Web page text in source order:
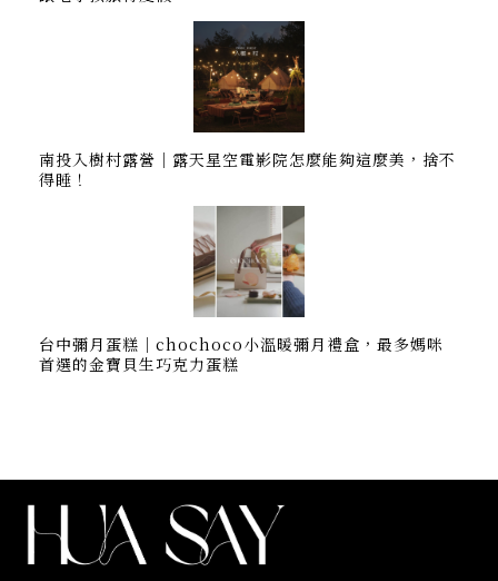
南投入樹村露營｜露天星空電影院怎麼能夠這麼美，捨不
得睡！
台中彌月蛋糕｜chochoco小溫暖彌月禮盒，最多媽咪
首選的金寶貝生巧克力蛋糕